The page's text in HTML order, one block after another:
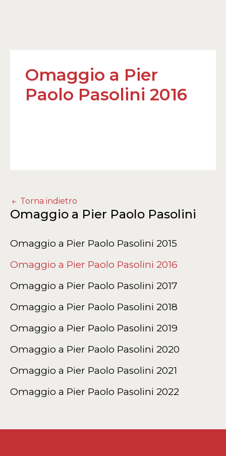
Omaggio a Pier
Paolo Pasolini 2016
Torna indietro
Omaggio a Pier Paolo Pasolini
Omaggio a Pier Paolo Pasolini 2015
Omaggio a Pier Paolo Pasolini 2016
Omaggio a Pier Paolo Pasolini 2017
Omaggio a Pier Paolo Pasolini 2018
Omaggio a Pier Paolo Pasolini 2019
Omaggio a Pier Paolo Pasolini 2020
Omaggio a Pier Paolo Pasolini 2021
Omaggio a Pier Paolo Pasolini 2022